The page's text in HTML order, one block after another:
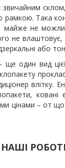
Така
майже не
не
або
ще один вид
влітку.
цінами – от
НАШІ